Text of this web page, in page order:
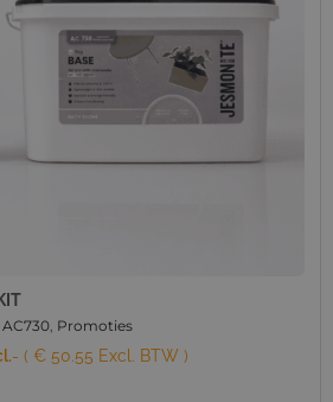
, Promoties
- ( € 50.55 Excl. BTW )